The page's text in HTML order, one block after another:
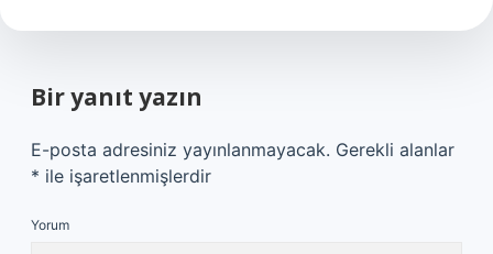
Bir yanıt yazın
E-posta adresiniz yayınlanmayacak. Gerekli alanlar
* ile işaretlenmişlerdir
Yorum